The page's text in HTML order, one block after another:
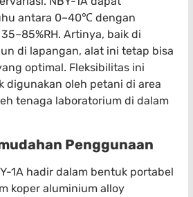
antara 0–40℃ dengan
Artinya, baik di
di lapangan, alat ini tetap bisa
optimal. Fleksibilitas ini
digunakan oleh petani di area
tenaga laboratorium di dalam
Penggunaan
1A hadir dalam bentuk portabel
koper aluminium alloy